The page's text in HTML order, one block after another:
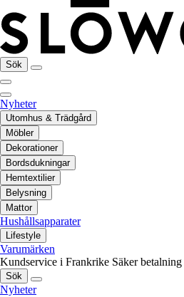
Sök
Nyheter
Utomhus & Trädgård
Möbler
Dekorationer
Bordsdukningar
Hemtextilier
Belysning
Mattor
Hushållsapparater
Lifestyle
Varumärken
Kundservice i Frankrike Säker betalning
Sök
Nyheter